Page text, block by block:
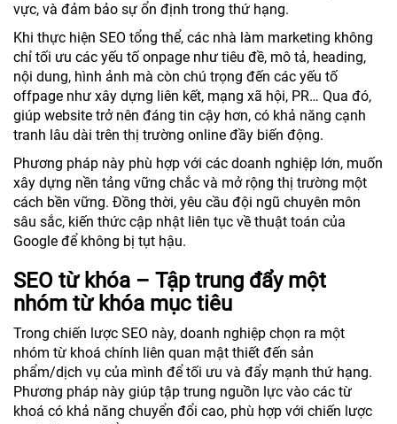
vực, và đảm bảo sự ổn định trong thứ hạng.
Khi thực hiện SEO tổng thể, các nhà làm marketing không
chỉ tối ưu các yếu tố onpage như tiêu đề, mô tả, heading,
nội dung, hình ảnh mà còn chú trọng đến các yếu tố
offpage như xây dựng liên kết, mạng xã hội, PR… Qua đó,
giúp website trở nên đáng tin cậy hơn, có khả năng cạnh
tranh lâu dài trên thị trường online đầy biến động.
Phương pháp này phù hợp với các doanh nghiệp lớn, muốn
xây dựng nền tảng vững chắc và mở rộng thị trường một
cách bền vững. Đồng thời, yêu cầu đội ngũ chuyên môn
sâu sắc, kiến thức cập nhật liên tục về thuật toán của
Google để không bị tụt hậu.
SEO từ khóa – Tập trung đẩy một
nhóm từ khóa mục tiêu
Trong chiến lược SEO này, doanh nghiệp chọn ra một
nhóm từ khoá chính liên quan mật thiết đến sản
phẩm/dịch vụ của mình để tối ưu và đẩy mạnh thứ hạng.
Phương pháp này giúp tập trung nguồn lực vào các từ
khoá có khả năng chuyển đổi cao, phù hợp với chiến lược